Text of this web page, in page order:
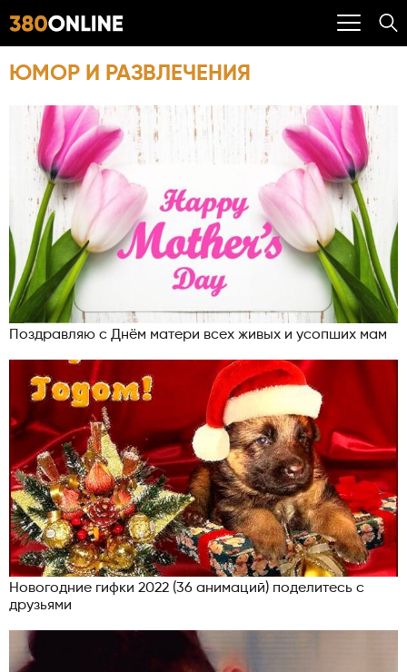
ЮМОР И РАЗВЛЕЧЕНИЯ
Поздравляю с Днём матери всех живых и усопших мам
Новогодние гифки 2022 (36 анимаций) поделитесь с
друзьями